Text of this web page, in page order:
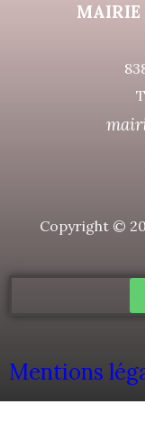
MAIRIE
Copyright ©
Mentions